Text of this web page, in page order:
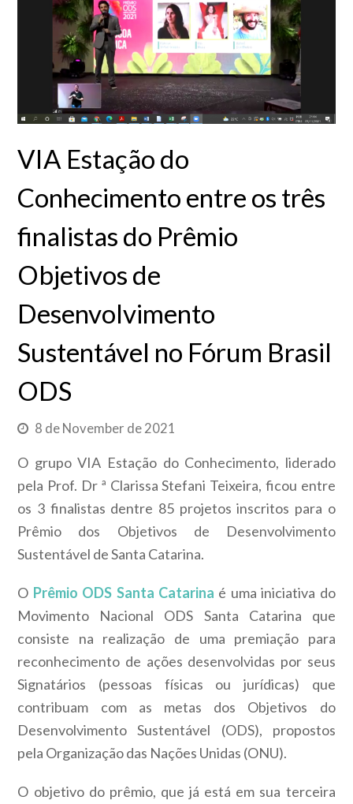
VIA Estação do
Conhecimento entre os três
finalistas do Prêmio
Objetivos de
Desenvolvimento
Sustentável no Fórum Brasil
ODS
8 de November de 2021
O grupo VIA Estação do Conhecimento, liderado
pela Prof. Dr ª Clarissa Stefani Teixeira, ficou entre
os 3 finalistas dentre 85 projetos inscritos para o
Prêmio dos Objetivos de Desenvolvimento
Sustentável de Santa Catarina.
O Prêmio ODS Santa Catarina é uma iniciativa do
Movimento Nacional ODS Santa Catarina que
consiste na realização de uma premiação para
reconhecimento de ações desenvolvidas por seus
Signatários (pessoas físicas ou jurídicas) que
contribuam com as metas dos Objetivos do
Desenvolvimento Sustentável (ODS), propostos
pela Organização das Nações Unidas (ONU).
O objetivo do prêmio, que já está em sua terceira